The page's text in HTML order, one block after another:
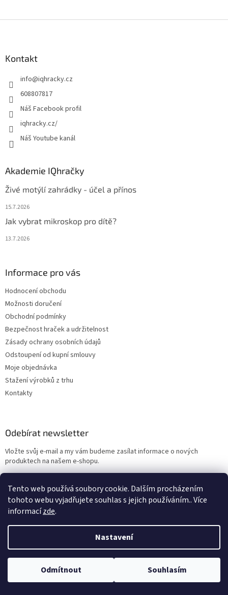
Tento web používá soubory cookie. Dalším procházením
tohoto webu vyjadřujete souhlas s jejich používáním.. Více
informacízde.
Nastavení
Odmítnout Souhlasím
Kontakt
info@iqhracky.cz
608807817
Náš Facebook profil
iqhracky.cz/
Náš Youtube kanál
Akademie IQhračky
Živé motýlí zahrádky - účel a přínos
15.7.2026
Jak vybrat mikroskop pro dítě?
13.7.2026
Informace pro vás
Hodnocení obchodu
Možnosti doručení
Obchodní podmínky
Bezpečnost hraček a udržitelnost
Zásady ochrany osobních údajů
Odstoupení od kupní smlouvy
Moje objednávka
Stažení výrobků z trhu
Kontakty
Odebírat newsletter
Vložte svůj e-mail a my vám budeme zasílat informace o nových
produktech na našem e-shopu.
E-mail
Vložením e-mailu souhlasíte s podmínkami ochrany osobních údajů
Velkoobchod hraček www.Smart-Toys.cz, distributor značek BUKI
France, Brainstorm Toys, Insect Lore, World Alive, T.A.O.S. a dalších